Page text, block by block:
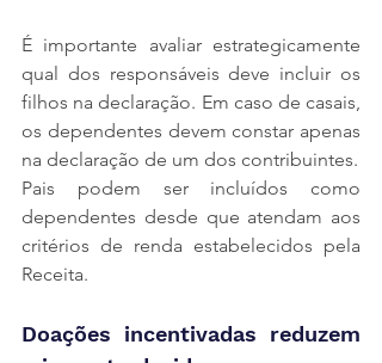
É importante avaliar estrategicamente
qual dos responsáveis deve incluir os
filhos na declaração. Em caso de casais,
os dependentes devem constar apenas
na declaração de um dos contribuintes.
Pais podem ser incluídos como
dependentes desde que atendam aos
critérios de renda estabelecidos pela
Receita.
Doações incentivadas reduzem